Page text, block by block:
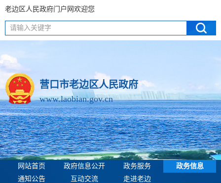
老边区人民政府门户网欢迎您
请输入关键字
营口市老边区人民政府
www.laobian.gov.cn
网站首页 政府信息公开 政务服务
政务信息
通知公告
互动交流 走进老边